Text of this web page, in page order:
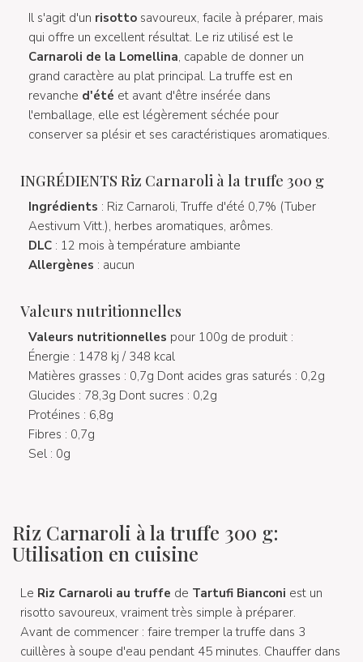
Il s'agit d'un risotto savoureux, facile à préparer, mais
qui offre un excellent résultat. Le riz utilisé est le
Carnaroli de la Lomellina, capable de donner un
grand caractère au plat principal. La truffe est en
revanche d'été et avant d'être insérée dans
l'emballage, elle est légèrement séchée pour
conserver sa plésir et ses caractéristiques aromatiques.
INGRÉDIENTS Riz Carnaroli à la truffe 300 g
Ingrédients : Riz Carnaroli, Truffe d'été 0,7% (Tuber
Aestivum Vitt.), herbes aromatiques, arômes.
DLC : 12 mois à température ambiante
Allergènes : aucun
Valeurs nutritionnelles
Valeurs nutritionnelles pour 100g de produit :
Énergie : 1478 kj / 348 kcal
Matières grasses : 0,7g Dont acides gras saturés : 0,2g
Glucides : 78,3g Dont sucres : 0,2g
Protéines : 6,8g
Fibres : 0,7g
Sel : 0g
Riz Carnaroli à la truffe 300 g:
Utilisation en cuisine
Le Riz Carnaroli au truffe de Tartufi Bianconi est un
risotto savoureux, vraiment très simple à préparer.
Avant de commencer : faire tremper la truffe dans 3
cuillères à soupe d'eau pendant 45 minutes. Chauffer dans